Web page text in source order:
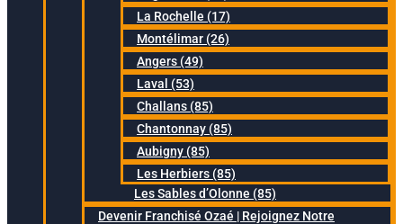
La Rochelle (17)
Montélimar (26)
Angers (49)
Laval (53)
Challans (85)
Chantonnay (85)
Aubigny (85)
Les Herbiers (85)
Les Sables d’Olonne (85)
Devenir Franchisé Ozaé | Rejoignez Notre